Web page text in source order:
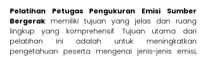
Pelatihan Petugas Pengukuran Emisi Sumber
Bergerak memiliki tujuan yang jelas dan ruang
lingkup yang komprehensif. Tujuan utama dari
pelatihan ini adalah untuk meningkatkan
pengetahuan peserta mengenai jenis-jenis emisi,